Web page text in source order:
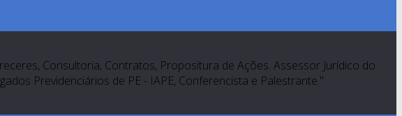
Consultoria, Contratos, Propositura de Ações. Assessor Jurídico do
Previdenciários de PE - IAPE, Conferencista e Palestrante."